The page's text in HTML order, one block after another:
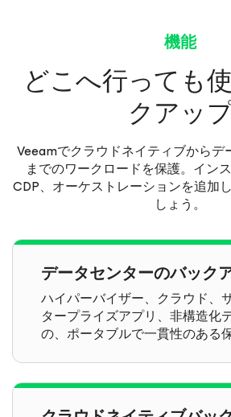
機能
どこへ行っても
クアッ
Veeamでクラウドネイティブからデ
までのワークロードを保護。イン
CDP、オーケストレーションを追加
しょう。
データセンターのバック
ハイパーバイザー、クラウド、
タープライズアプリ、非構造化
の、ポータブルで一貫性のある